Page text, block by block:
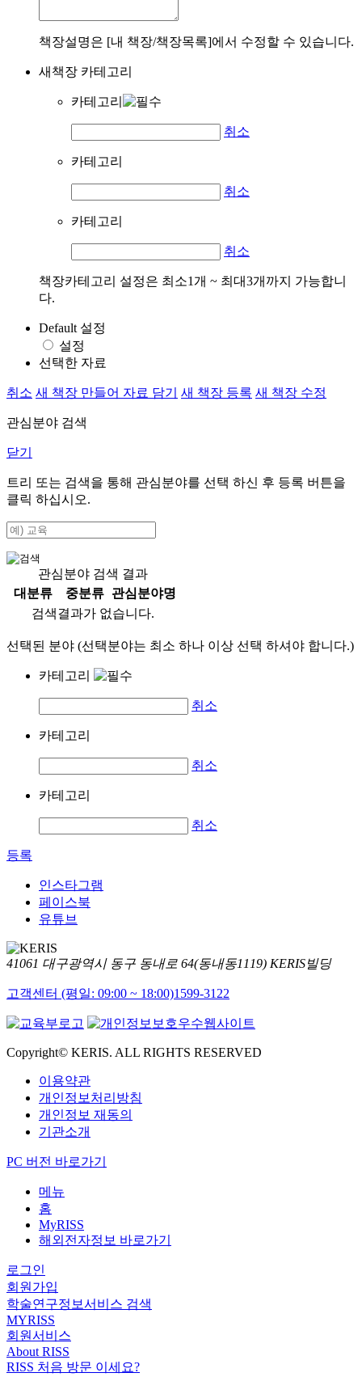
책장설명은 [내 책장/책장목록]에서 수정할 수 있습니다.
새책장 카테고리
카테고리
취소
카테고리
취소
카테고리
취소
책장카테고리 설정은 최소1개 ~ 최대3개까지 가능합니
다.
Default 설정
설정
선택한 자료
취소 새 책장 만들어 자료 담기 새 책장 등록 새 책장 수정
관심분야 검색
닫기
트리 또는 검색을 통해 관심분야를 선택 하신 후 등록 버튼을
클릭 하십시오.
관심분야 검색 결과
대분류
중분류
관심분야명
검색결과가 없습니다.
선택된 분야 (선택분야는 최소 하나 이상 선택 하셔야 합니다.)
카테고리
취소
카테고리
취소
카테고리
취소
등록
인스타그램
페이스북
유튜브
41061 대구광역시 동구 동내로 64(동내동1119) KERIS빌딩
고객센터 (평일: 09:00 ~ 18:00)1599-3122
Copyright© KERIS. ALL RIGHTS RESERVED
이용약관
개인정보처리방침
개인정보 재동의
기관소개
PC 버전 바로가기
메뉴
홈
MyRISS
해외전자정보 바로가기
로그인
회원가입
학술연구정보서비스 검색
MYRISS
회원서비스
About RISS
RISS 처음 방문 이세요?